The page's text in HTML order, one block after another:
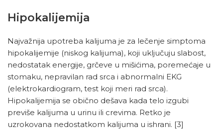
Hipokalijemija
Najvažnija upotreba kalijuma je za lečenje simptoma
hipokalijemije (niskog kalijuma), koji uključuju slabost,
nedostatak energije, grčeve u mišićima, poremećaje u
stomaku, nepravilan rad srca i abnormalni EKG
(elektrokardiogram, test koji meri rad srca).
Hipokalijemija se obično dešava kada telo izgubi
previše kalijuma u urinu ili crevima. Retko je
uzrokovana nedostatkom kalijuma u ishrani. [3]